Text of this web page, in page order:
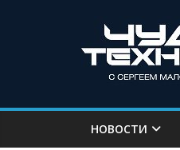
НОВОСТИ